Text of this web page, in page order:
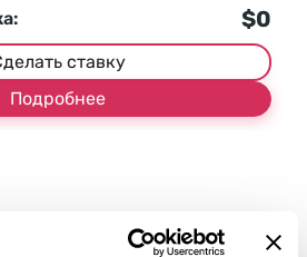
$0
ставку
Подробнее